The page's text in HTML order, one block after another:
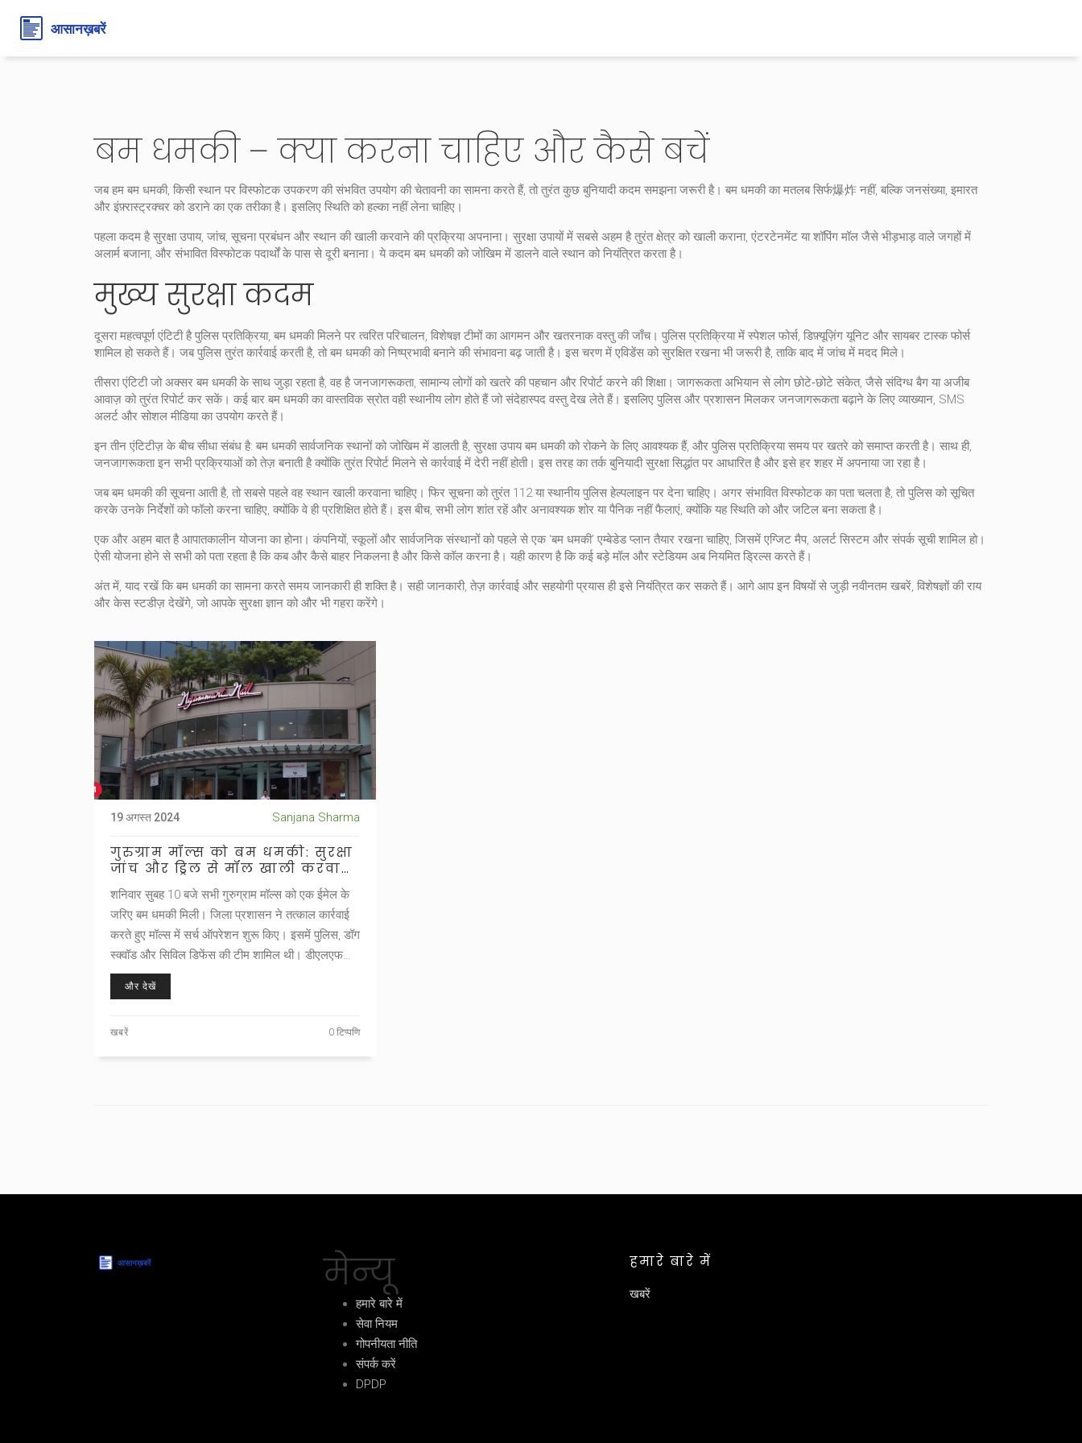
बम धमकी – क्या करना चाहिए और कैसे बचें
जब हम बम धमकी, किसी स्थान पर विस्फोटक उपकरण की संभवित उपयोग की चेतावनीका सामना करते हैं, तो तुरंत कुछ बुनियादी कदम समझना जरूरी है। बम धमकीका मतलब सिर्फ爆炸 नहीं, बल्कि जनसंख्या, इमारत
और इंफ़्रास्ट्रक्चर को डराने का एक तरीका है। इसलिए स्थिति को हल्का नहीं लेना चाहिए।
पहला कदम हैसुरक्षा उपाय, जांच, सूचना प्रबंधन और स्थान की खाली करवाने की प्रक्रियाअपनाना। सुरक्षा उपायों में सबसे अहम है तुरंत क्षेत्र को खाली कराना, एंटरटेनमेंट या शॉपिंग मॉल जैसे भीड़भाड़ वाले जगहों में
अलार्म बजाना, और संभावित विस्फोटक पदार्थों के पास से दूरी बनाना। ये कदम बम धमकी को जोखिम में डालने वाले स्थान को नियंत्रित करता है।
मुख्य सुरक्षा कदम
दूसरा महत्वपूर्ण एंटिटी हैपुलिस प्रतिक्रिया, बम धमकी मिलने पर त्वरित परिचालन, विशेषज्ञ टीमों का आगमन और खतरनाक वस्तु की जाँच। पुलिस प्रतिक्रिया में स्पेशल फोर्स, डिफ़्यूज़िंग यूनिट और सायबर टास्क फोर्स
शामिल हो सकते हैं। जब पुलिस तुरंत कार्रवाई करती है, तो बम धमकी को निष्प्रभावी बनाने की संभावना बढ़ जाती है। इस चरण में एविडेंस को सुरक्षित रखना भी जरूरी है, ताकि बाद में जांच में मदद मिले।
तीसरा एंटिटी जो अक्सर बम धमकी के साथ जुड़ा रहता है, वह हैजनजागरूकता, सामान्य लोगों को खतरे की पहचान और रिपोर्ट करने की शिक्षा। जागरूकता अभियान से लोग छोटे‑छोटे संकेत, जैसे संदिग्ध बैग या अजीब
आवाज़ को तुरंत रिपोर्ट कर सकें। कई बार बम धमकी का वास्तविक स्रोत वही स्थानीय लोग होते हैं जो संदेहास्पद वस्तु देख लेते हैं। इसलिए पुलिस और प्रशासन मिलकर जनजागरूकता बढ़ाने के लिए व्याख्यान, SMS
अलर्ट और सोशल मीडिया का उपयोग करते हैं।
इन तीन एंटिटीज़ के बीच सीधा संबंध है: बम धमकी सार्वजनिक स्थानों को जोखिम में डालती है, सुरक्षा उपाय बम धमकी को रोकने के लिए आवश्यक हैं, और पुलिस प्रतिक्रिया समय पर खतरे को समाप्त करती है। साथ ही,
जनजागरूकता इन सभी प्रक्रियाओं को तेज़ बनाती है क्योंकि तुरंत रिपोर्ट मिलने से कार्रवाई में देरी नहीं होती। इस तरह का तर्क बुनियादी सुरक्षा सिद्धांत पर आधारित है और इसे हर शहर में अपनाया जा रहा है।
जब बम धमकी की सूचना आती है, तो सबसे पहले वह स्थान खाली करवाना चाहिए। फिर सूचना को तुरंत 112 या स्थानीय पुलिस हेल्पलाइन पर देना चाहिए। अगर संभावित विस्फोटक का पता चलता है, तो पुलिस को सूचित
करके उनके निर्देशों को फॉलो करना चाहिए, क्योंकि वे ही प्रशिक्षित होते हैं। इस बीच, सभी लोग शांत रहें और अनावश्यक शोर या पैनिक नहीं फैलाएं, क्योंकि यह स्थिति को और जटिल बना सकता है।
एक और अहम बात है आपातकालीन योजना का होना। कंपनियों, स्कूलों और सार्वजनिक संस्थानों को पहले से एक ‘बम धमकी’ एम्बेडेड प्लान तैयार रखना चाहिए, जिसमें एग्जिट मैप, अलर्ट सिस्‍टम और संपर्क सूची शामिल हो।
ऐसी योजना होने से सभी को पता रहता है कि कब और कैसे बाहर निकलना है और किसे कॉल करना है। यही कारण है कि कई बड़े मॉल और स्टेडियम अब नियमित ड्रिल्स करते हैं।
अंत में, याद रखें कि बम धमकी का सामना करते समय जानकारी ही शक्ति है। सही जानकारी, तेज़ कार्रवाई और सहयोगी प्रयास ही इसे नियंत्रित कर सकते हैं। आगे आप इन विषयों से जुड़ी नवीनतम खबरें, विशेषज्ञों की राय
और केस स्टडीज़ देखेंगे, जो आपके सुरक्षा ज्ञान को और भी गहरा करेंगे।
19 अगस्त 2024 Sanjana Sharma
गुरुग्राम मॉल्स को बम धमकी: सुरक्षा
जांच और ड्रिल से मॉल खाली करवाए
गए
शनिवार सुबह 10 बजे सभी गुरुग्राम मॉल्स को एक ईमेल के
जरिए बम धमकी मिली। जिला प्रशासन ने तत्काल कार्रवाई
करते हुए मॉल्स में सर्च ऑपरेशन शुरू किए। इसमें पुलिस, डॉग
स्क्वॉड और सिविल डिफेंस की टीम शामिल थी। डीएलएफ
मॉल, नॉएडा को एहतियातन खाली करवाया गया। बाद में इसे
सुरक्षा ड्रिल बताया गया। किसी भी संदिग्ध वस्तु की पुष्टि नहीं
और देखें
खबरें 0 टिप्पणि
मेन्यू
हमारे बारे में
सेवा नियम
गोपनीयता नीति
संपर्क करें
DPDP
हमारे बारे में
खबरें